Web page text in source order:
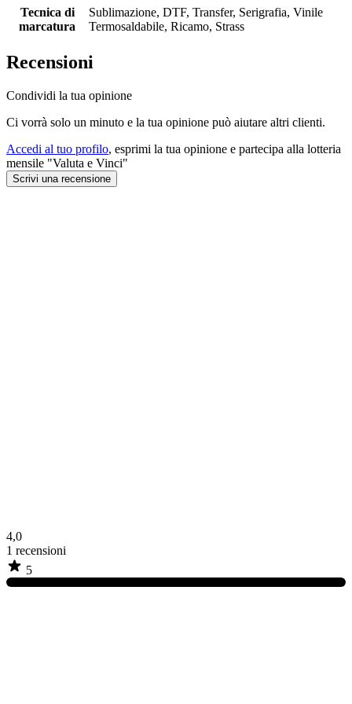
Tecnica di
marcatura
Sublimazione, DTF, Transfer, Serigrafia, Vinile
Termosaldabile, Ricamo, Strass
Recensioni
Condividi la tua opinione
Ci vorrà solo un minuto e la tua opinione può aiutare altri clienti.
Accedi al tuo profilo, esprimi la tua opinione e partecipa alla lotteria
mensile "Valuta e Vinci"
Scrivi una recensione
4,0
1 recensioni
5